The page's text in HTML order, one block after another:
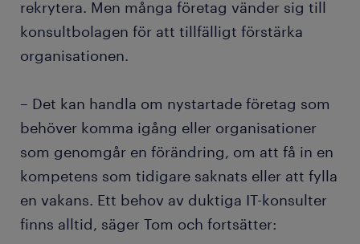
rekrytera. Men många företag vänder sig till
konsultbolagen för att tillfälligt förstärka
organisationen.
– Det kan handla om nystartade företag som
behöver komma igång eller organisationer
som genomgår en förändring, om att få in en
kompetens som tidigare saknats eller att fylla
en vakans. Ett behov av duktiga IT-konsulter
finns alltid, säger Tom och fortsätter: